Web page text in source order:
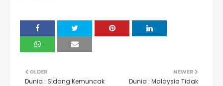
NEWER
Dunia : Malaysia Tidak
OLDER
Dunia : Sidang Kemuncak